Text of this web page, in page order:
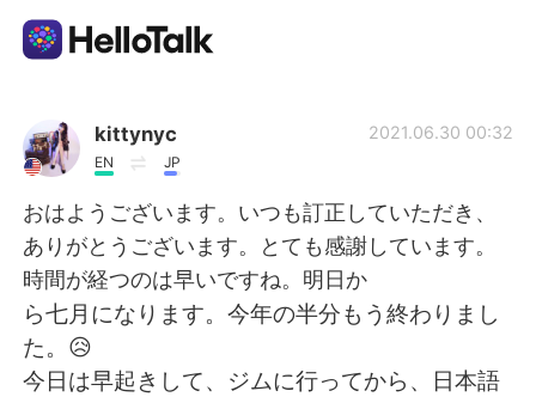
AI Grammar Checker
Français
English
kittynyc
EN JP
2021.06.30 00:32
おはようございます。いつも訂正していただき、
ありがとうございます。とても感謝しています。
時間が経つのは早いですね。明日か
ら七月になります。今年の半分もう終わりまし
た。😥
今日は早起きして、ジムに行ってから、日本語